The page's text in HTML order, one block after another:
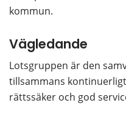
kommun.
Vägledande
Lotsgruppen är den
tillsammans
rättssäker och god